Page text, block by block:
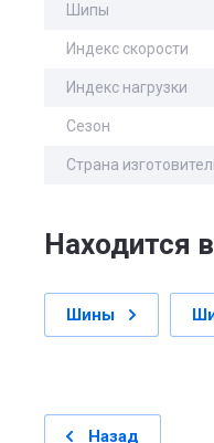
Шипы
Индекс скорости
Индекс нагрузки
Сезон
Страна
Находится
Шины
Назад